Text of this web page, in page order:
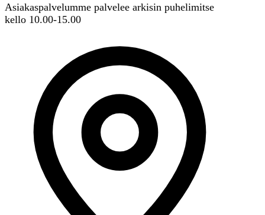
Asiakaspalvelumme palvelee arkisin puhelimitse
kello 10.00-15.00